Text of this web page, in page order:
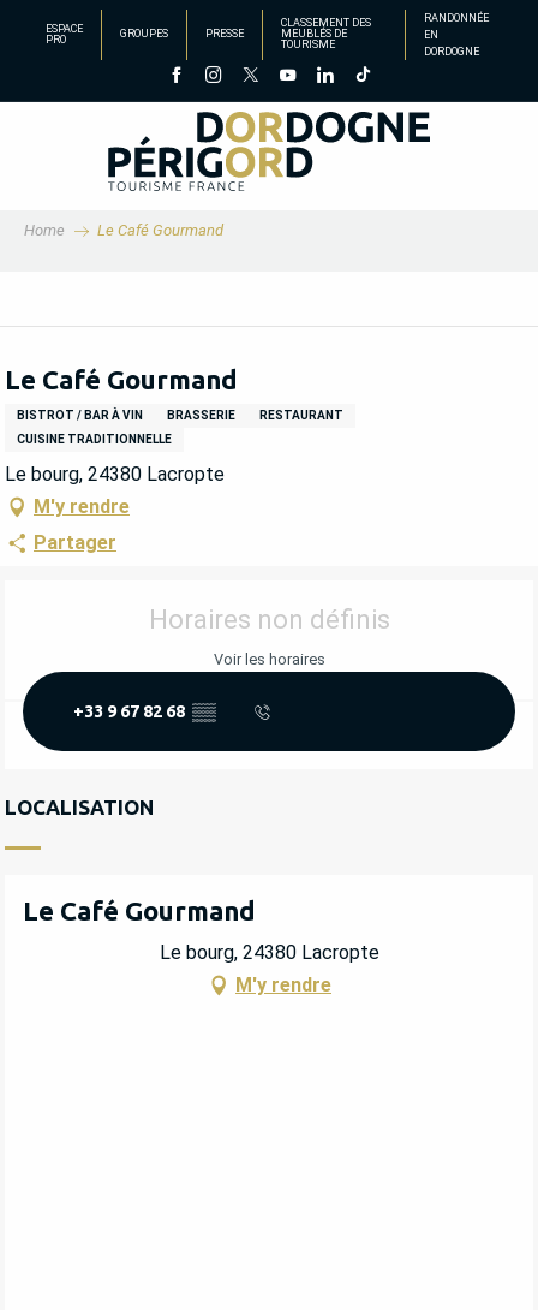
principal
ESPACE
PRO
GROUPES PRESSE
CLASSEMENT DES
MEUBLÉS DE
TOURISME
RANDONNÉE
EN
DORDOGNE
Home Le Café Gourmand
Le Café Gourmand
BISTROT / BAR À VIN BRASSERIE
RESTAURANT
CUISINE TRADITIONNELLE
Le bourg, 24380 Lacropte
M'y rendre
Partager
OUVERTURE ET COORDONNÉES
Horaires non définis
Voir les horaires
+33 9 67 82 68 ▒▒
LOCALISATION
Le Café Gourmand
Le bourg, 24380 Lacropte
M'y rendre